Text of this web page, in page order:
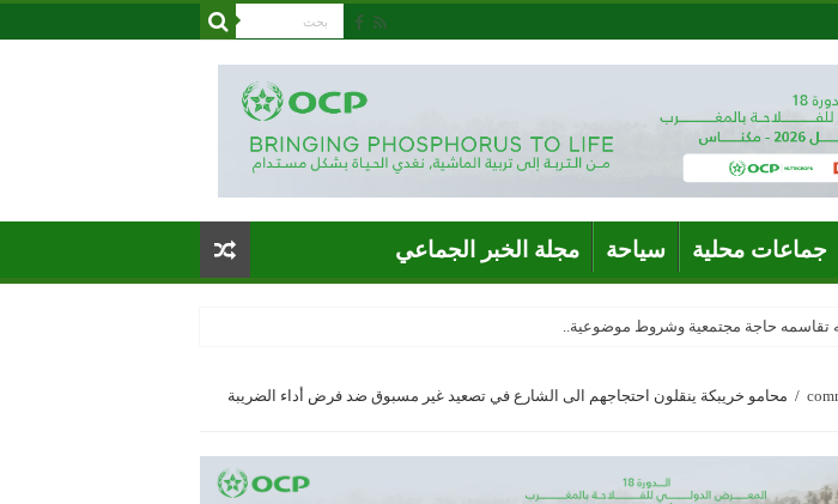
جماعات محلية سياحة مجلة الخبر الجماعي
تقاسمه حاجة مجتمعية وشروط موضوعية..
/ محامو خريبكة ينقلون احتجاجهم الى الشارع في تصعيد غير مسبوق ضد فرض أداء الضريبة